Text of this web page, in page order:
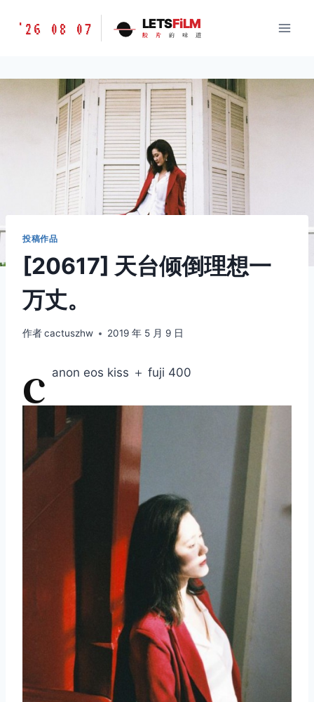
胶
味
LETSFILM
'26 08 07 LETSFiLM
胶 片 的 味 道
投稿作品
[20617] 天台倾倒理想一
万丈。
作者cactuszhw 2019 年 5 月 9 日
c anon eos kiss ＋ fuji 400